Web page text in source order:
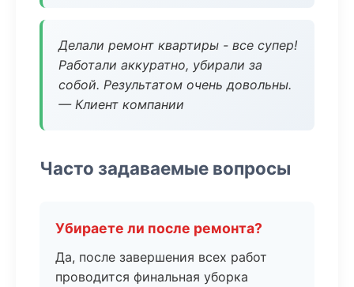
Делали ремонт квартиры - все супер!
Работали аккуратно, убирали за
собой. Результатом очень довольны.
— Клиент компании
Часто задаваемые вопросы
Убираете ли после ремонта?
Да, после завершения всех работ
проводится финальная уборка